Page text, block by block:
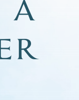
à
r